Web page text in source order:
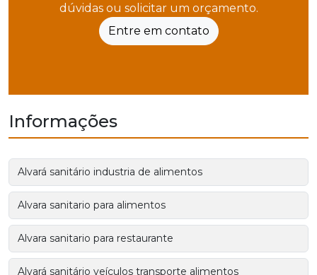
dúvidas ou solicitar um orçamento.
Entre em contato
Informações
Alvará sanitário industria de alimentos
Alvara sanitario para alimentos
Alvara sanitario para restaurante
Alvará sanitário veículos transporte alimentos